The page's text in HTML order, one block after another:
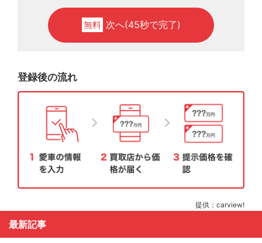
無料 次へ(45秒で完了)
登録後の流れ
提供：carview!
最新記事